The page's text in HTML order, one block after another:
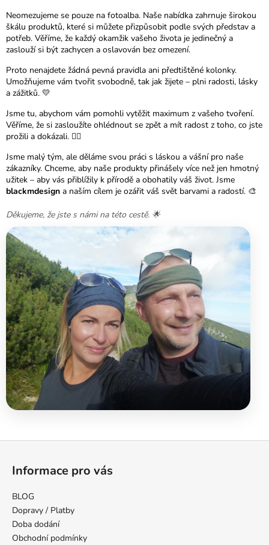
Neomezujeme se pouze na fotoalba. Naše nabídka zahrnuje širokou
škálu produktů, které si můžete přizpůsobit podle svých představ a
potřeb. Věříme, že každý okamžik vašeho života je jedinečný a
zaslouží si být zachycen a oslavován bez omezení.
Proto nenajdete žádná pevná pravidla ani předtištěné kolonky.
Umožňujeme vám tvořit svobodně, tak jak žijete – plni radosti, lásky
a zážitků. 💛
Jsme tu, abychom vám pomohli vytěžit maximum z vašeho tvoření.
Věříme, že si zasloužíte ohlédnout se zpět a mít radost z toho, co jste
prožili a dokázali. ❤️‍🔥
Jsme malý tým, ale děláme svou práci s láskou a vášní pro naše
zákazníky. Chceme, aby naše produkty přinášely více než jen hmotný
užitek – aby vás přiblížily k přírodě a obohatily váš život. Jsme
blackmdesign a naším cílem je ozářit váš svět barvami a radostí. 🎨
Děkujeme, že jste s námi na této cestě. 🌟
Informace pro vás
BLOG
Dopravy / Platby
Doba dodání
Obchodní podmínky